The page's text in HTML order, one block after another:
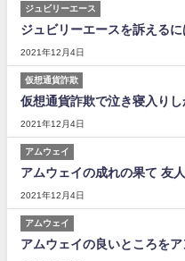
ジュビリーエース
ジュビリーエースを訴える
2021年12月4日
仮想通貨詐欺
仮想通貨詐欺で泣き寝入り
2021年12月4日
アムウェイ
アムウェイの成れの果て 友
2021年12月4日
アムウェイ
アムウェイの良いところを